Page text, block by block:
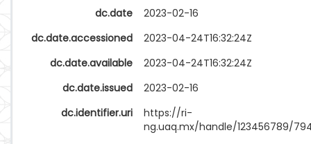
dc.date
2023-02-16
dc.date.accessioned
2023-04-24T16:32:24Z
dc.date.available
2023-04-24T16:32:24Z
dc.date.issued
2023-02-16
dc.identifier.uri
https://ri-
ng.uaq.mx/handle/123456789/